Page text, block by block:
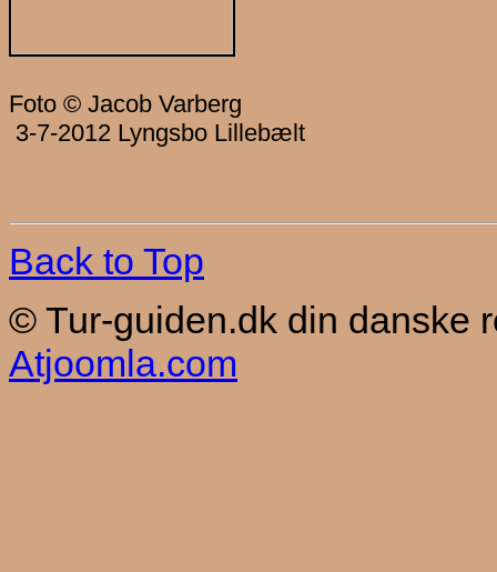
Foto © Jacob Varberg
3-7-2012 Lyngsbo Lillebælt
Back to Top
© Tur-guiden.dk din danske
Atjoomla.com